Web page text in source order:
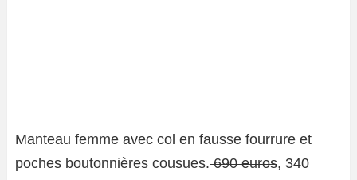
Manteau femme avec col en fausse fourrure et
poches boutonnières cousues.690 euros, 340